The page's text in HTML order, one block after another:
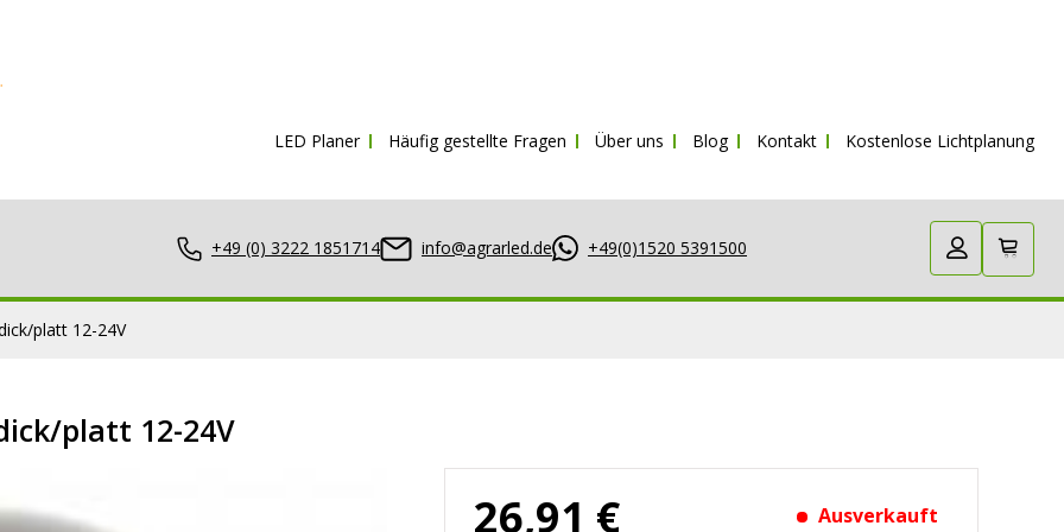
LED Planer Häufig gestellte Fragen Über uns Blog Kontakt Kostenlose Lichtplanung
+49 (0) 3222 1851714 info@agrarled.de +49(0)1520 5391500
platt 12-24V
platt 12-24V
26,91 € Ausverkauft